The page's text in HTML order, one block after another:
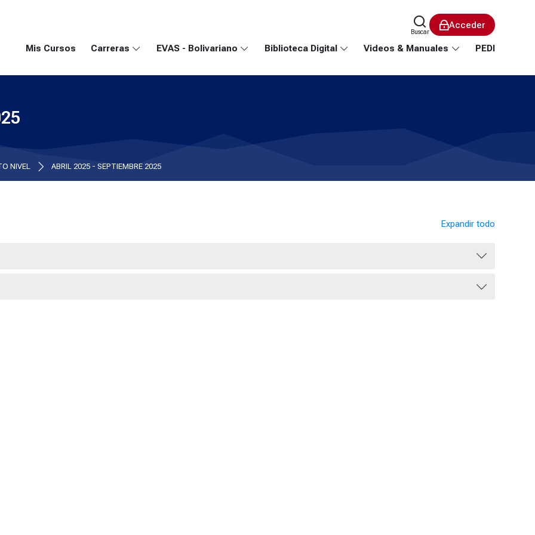
Mis Cursos Carreras EVAS - Bolivariano Biblioteca Digital Videos & Manuales PEDI
Buscar
Acceder
NIVEL ABRIL 2025 - SEPTIEMBRE 2025
Expandir todo